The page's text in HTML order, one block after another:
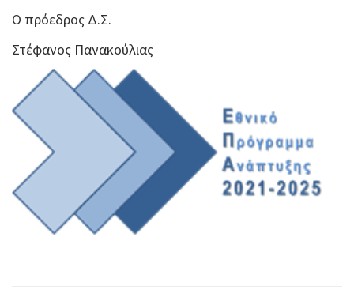
Ο πρόεδρος Δ.Σ.
Στέφανος Πανακούλιας